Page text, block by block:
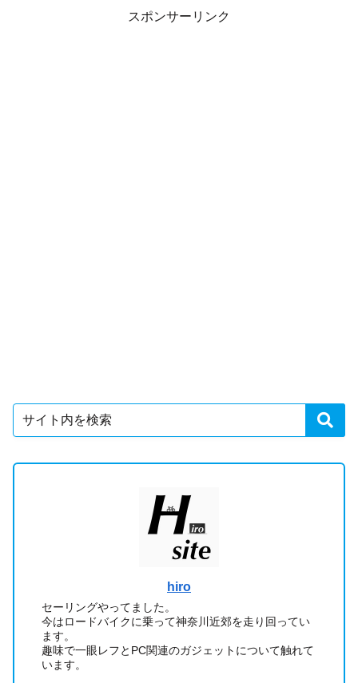
スポンサーリンク
hiro
セーリングやってました。
今はロードバイクに乗って神奈川近郊を走り回ってい
ます。
趣味で一眼レフとPC関連のガジェットについて触れて
います。